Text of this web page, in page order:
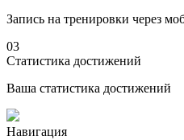
Запись на тренировки через
03
Статистика достижений
Ваша статистика достижений
Навигация